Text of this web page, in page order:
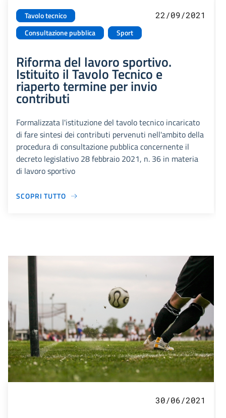
Tavolo tecnico
Consultazione pubblica
Sport
22/09/2021
Riforma del lavoro sportivo.
Istituito il Tavolo Tecnico e
riaperto termine per invio
contributi
Formalizzata l'istituzione del tavolo tecnico incaricato
di fare sintesi dei contributi pervenuti nell'ambito della
procedura di consultazione pubblica concernente il
decreto legislativo 28 febbraio 2021, n. 36 in materia
di lavoro sportivo
SCOPRI TUTTO
30/06/2021